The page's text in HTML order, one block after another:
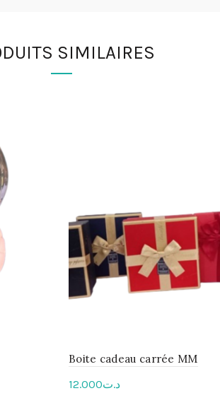
SIMILAIRES
Boite cadeau carrée MM
د.ت12.000